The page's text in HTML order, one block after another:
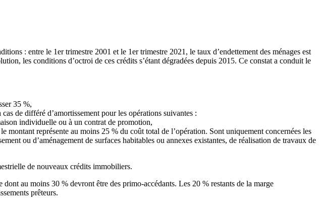
: entre le 1er trimestre 2001 et le 1er trimestre 2021, le taux d’endettement des ménages est
les conditions d’octroi de ces crédits s’étant dégradées depuis 2015. Ce constat a conduit le
35 %,
de différé d’amortissement pour les opérations suivantes :
individuelle ou à un contrat de promotion,
représente au moins 25 % du coût total de l’opération. Sont uniquement concernées les
ou d’aménagement de surfaces habitables ou annexes existantes, de réalisation de travaux de
de nouveaux crédits immobiliers.
au moins 30 % devront être des primo-accédants. Les 20 % restants de la marge
prêteurs.